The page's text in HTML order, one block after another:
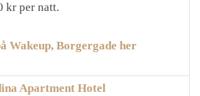
kr per natt.
Wakeup, Borgergade her
Apartment Hotel